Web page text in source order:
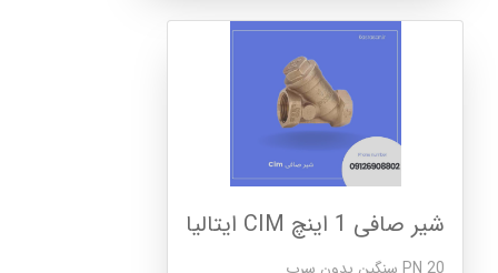
شیر صافی 1 اینچ CIM ایتالیا